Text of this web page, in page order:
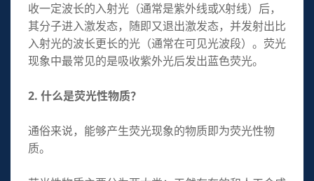
收一定波长的入射光（通常是紫外线或X射线）后，
其分子进入激发态，随即又退出激发态，并发射出比
入射光的波长更长的光（通常在可见光波段）。荧光
现象中最常见的是吸收紫外光后发出蓝色荧光。
2. 什么是荧光性物质？
通俗来说，能够产生荧光现象的物质即为荧光性物
质。